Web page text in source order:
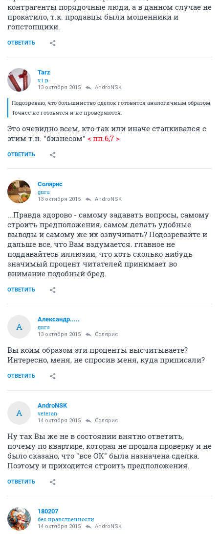
контрагенты порядочные люди, а в данном случае не
прокатило, т.к. продавцы были мошенники и
гопстопщики.
ОТВЕТИТЬ
Tarz
v.i.p.
13 октября 2015 AndroNSK
Подозреваю, что большинство сделок готовятся аналогичным образом.
Точнее не готовятся и не проверяются.
Это очевидно всем, кто так или иначе сталкивался с
этим т.н. "бизнесом" < пп.6,7 >
ОТВЕТИТЬ
Солярис
guru
13 октября 2015 AndroNSK
...Правда здорово - самому задавать вопросы, самому
строить предположения, самом делать удобные
выводы и самому же их озвучивать? Подозревайте и
дальше все, что Вам вздумается. главное не
поддавайтесь иллюзии, что хоть сколько нибудь
значимый процент читателей принимает во
внимание подобный бред.
ОТВЕТИТЬ
А
Александр.....
guru
13 октября 2015 Солярис
Вы коим образом эти проценты высчитываете?
Интересно, меня, не спросив меня, куда приписали?
ОТВЕТИТЬ
A
AndroNSK
veteran
14 октября 2015 Солярис
Ну так Вы же не в состоянии внятно ответить,
почему по квартире, которая не прошла проверку и не
было сказано, что "все ОК" была назначена сделка.
Поэтому и приходится строить предположения.
ОТВЕТИТЬ
180207
бес нравственности
14 октября 2015 AndroNSK